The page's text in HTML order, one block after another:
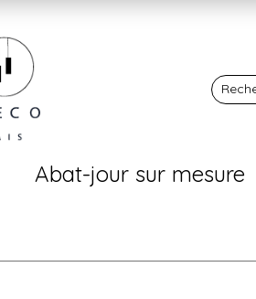
Abat-jour sur mesure